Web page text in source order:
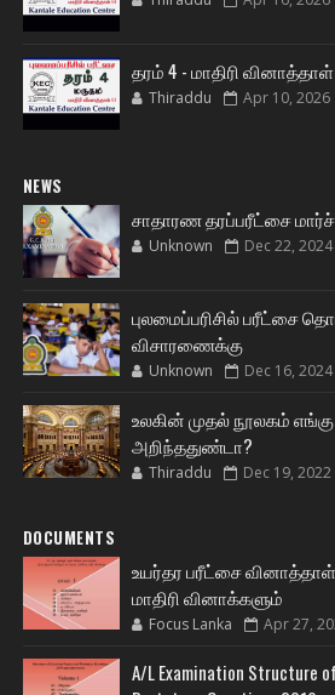
தரம் 4 - மாதிரி
Thiraddu Apr 10, 2026
NEWS
சாதாரண தரப்பரீட்சை
Unknown Dec 22, 2024
புலமைப்பரிசில் பரீட்சை
விசாரணைக்கு
Unknown Dec 16, 2024
உலகின் முதல் நூலகம்
அறிந்ததுண்டா?
Thiraddu Dec 19, 2022
DOCUMENTS
உயர்தர பரீட்சை
மாதிரி வினாக்களும்
Focus Lanka Apr 27,
A/L Examination Structure